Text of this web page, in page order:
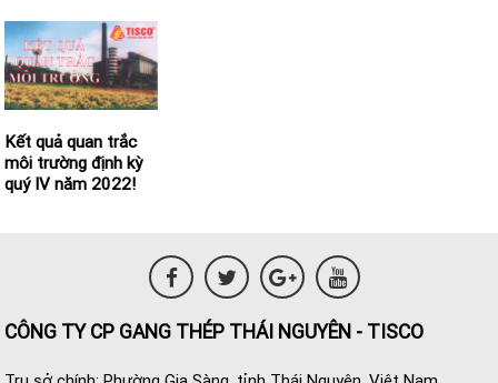
Kết quả quan trắc
môi trường định kỳ
quý IV năm 2022!
CÔNG TY CP GANG THÉP THÁI NGUYÊN - TISCO